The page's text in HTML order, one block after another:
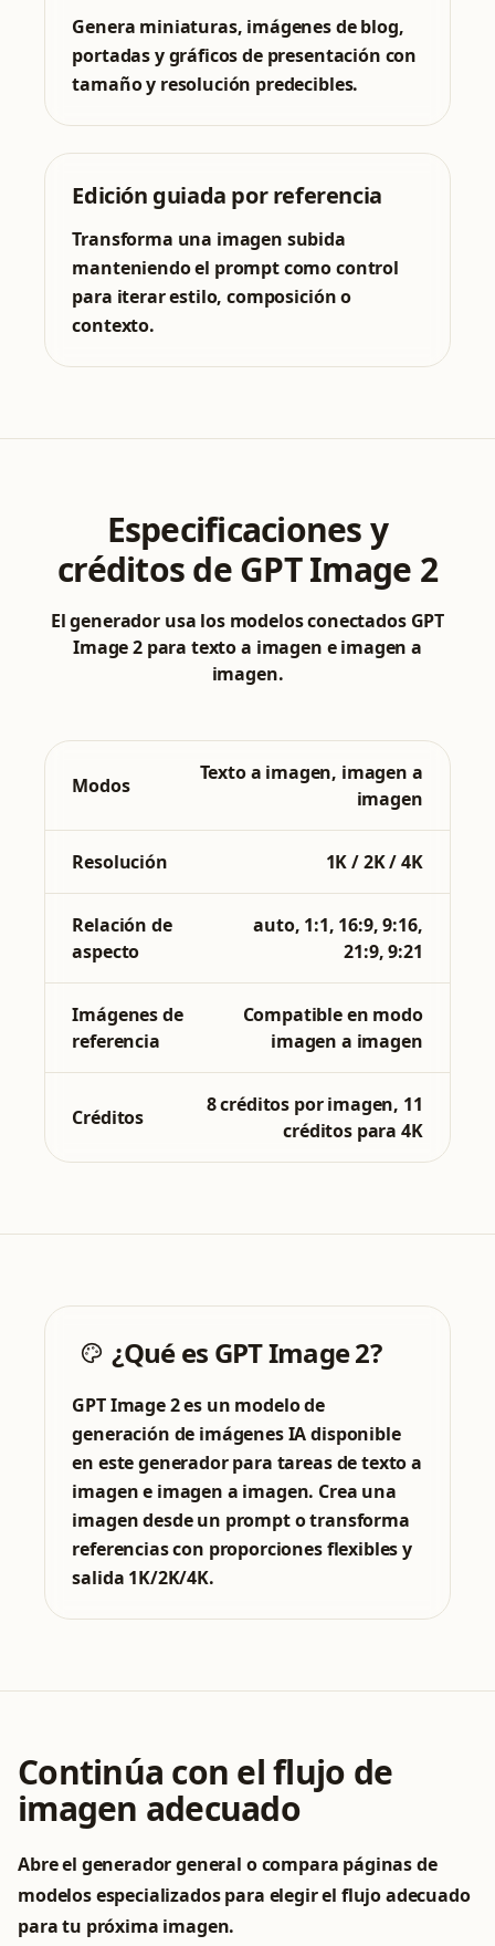
Genera miniaturas, imágenes de blog,
portadas y gráficos de presentación con
tamaño y resolución predecibles.
Edición guiada por referencia
Transforma una imagen subida
manteniendo el prompt como control
para iterar estilo, composición o
contexto.
Especificaciones y
créditos de GPT Image 2
El generador usa los modelos conectados GPT
Image 2 para texto a imagen e imagen a
imagen.
Modos
Texto a imagen, imagen a
imagen
Resolución 1K / 2K / 4K
Relación de
aspecto
auto, 1:1, 16:9, 9:16,
21:9, 9:21
Imágenes de
referencia
Compatible en modo
imagen a imagen
Créditos
8 créditos por imagen, 11
créditos para 4K
¿Qué es GPT Image 2?
GPT Image 2 es un modelo de
generación de imágenes IA disponible
en este generador para tareas de texto a
imagen e imagen a imagen. Crea una
imagen desde un prompt o transforma
referencias con proporciones flexibles y
salida 1K/2K/4K.
Continúa con el flujo de
imagen adecuado
Abre el generador general o compara páginas de
modelos especializados para elegir el flujo adecuado
para tu próxima imagen.